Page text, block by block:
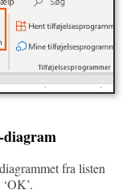
diagrammet fra listen